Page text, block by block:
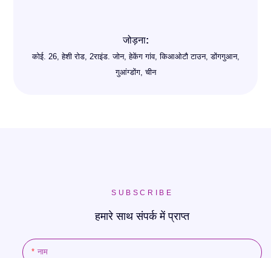
जोड़ना:
कोई. 26, हेशी रोड, 2राइंड. जोन, हेकेंग गांव, किआओटौ टाउन, डोंगगुआन,
गुआंग्डोंग, चीन
SUBSCRIBE
हमारे साथ संपर्क में प्राप्त
नाम